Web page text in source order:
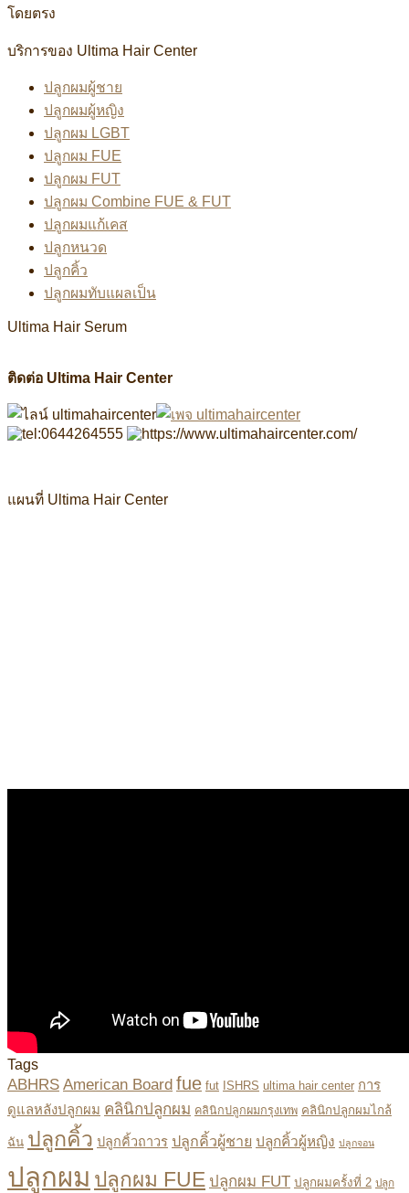
โดยตรง
บริการของ Ultima Hair Center
ปลูกผมผู้ชาย
ปลูกผมผู้หญิง
ปลูกผม LGBT
ปลูกผม FUE
ปลูกผม FUT
ปลูกผม Combine FUE & FUT
ปลูกผมแก้เคส
ปลูกหนวด
ปลูกคิ้ว
ปลูกผมทับแผลเป็น
Ultima Hair Serum
ติดต่อ Ultima Hair Center
แผนที่ Ultima Hair Center
Tags
ABHRS American Board fue fut ISHRS ultima hair center การ
ดูแลหลังปลูกผม คลินิกปลูกผม คลินิกปลูกผมกรุงเทพ คลินิกปลูกผมไกล้
ฉัน ปลูกคิ้ว ปลูกคิ้วถาวร ปลูกคิ้วผู้ชาย ปลูกคิ้วผู้หญิง ปลูกจอน
ปลูกผม ปลูกผม FUE ปลูกผม FUT ปลูกผมครั้งที่ 2 ปลูก